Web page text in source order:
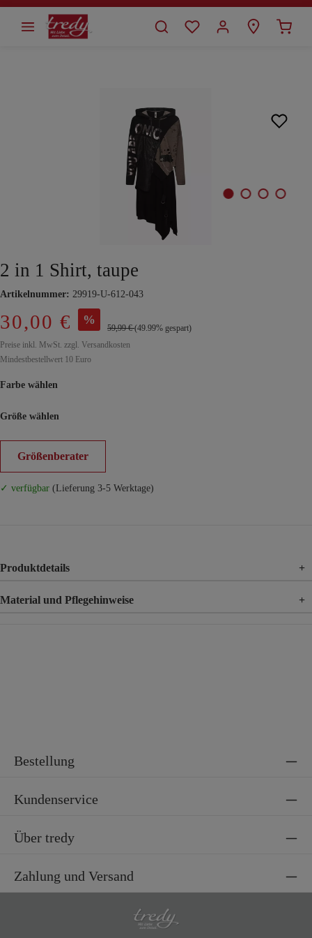
springen
2 in 1 Shirt, taupe
Artikelnummer: 29919-U-612-043
30,00 € %
59,99 €(49.99% gespart)
Preise inkl. MwSt. zzgl. Versandkosten
Mindestbestellwert 10 Euro
Farbe wählen
Größe wählen
Größenberater
✓ verfügbar (Lieferung 3-5 Werktage)
Produktdetails +
Material und Pflegehinweise +
Bestellung
Kundenservice
Über tredy
Zahlung und Versand